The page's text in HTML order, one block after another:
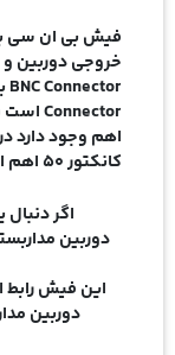
فیش بی ان سی
خروجی دوربین و
کانکتور 50 اهم استفاده می شود.
اگر دنبال
دوربین
دوربین